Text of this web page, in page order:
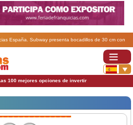
España. Subway presenta bocadillos de 30 cm con
100 mejores opciones de invertir